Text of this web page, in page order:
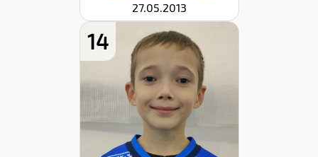
27.05.2013
14
Дата заявки:
06.11.2023